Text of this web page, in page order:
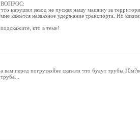
ВОПРОС:
что нарушил завод не пуская нашу машину за
мне кажется назаконое удержание транспорта. Но
подскажите, кто в теме!
а вам перед погрузкойне сказали что будут трубы
труба...